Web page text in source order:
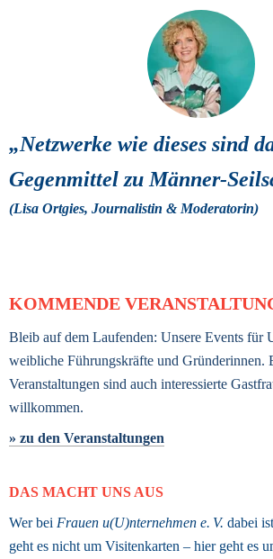
„Netzwerke wie dieses sind
Gegenmittel zu Männer-
(Lisa Ortgies, Journalistin & Moderatorin)
KOMMENDE
Bleib auf dem Laufenden: Unsere Events für
weibliche Führungskräfte und Gründerinnen.
Veranstaltungen sind auch interessierte
willkommen.
» zu den Veranstaltungen
DAS MACHT UNS AUS
Wer bei Frauen u(U)nternehmen e. V. dabei
geht es nicht um Visitenkarten – hier geht es